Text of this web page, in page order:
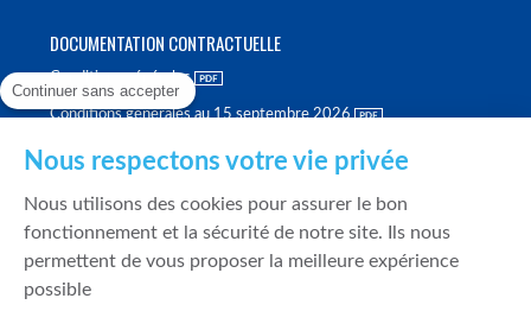
DOCUMENTATION CONTRACTUELLE
Conditions générales
Conditions générales au 15 septembre 2026
Politique de meilleure sélection
Politique de durabilité
Fonds de garantie des dépôts et de résolution
Continuer sans accepter
Nous respectons votre vie privée
Nous utilisons des cookies pour assurer le bon
fonctionnement et la sécurité de notre site. Ils nous
permettent de vous proposer la meilleure expérience
possible